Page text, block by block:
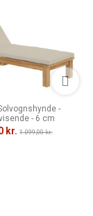
-
- 6 cm
kr. 1.099,00 kr.